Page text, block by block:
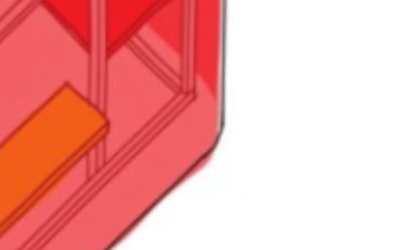
ambienti di lavoro di Das
una sala per convegni
questo modo come centro di
nella della Konzepthalle6 il
2013 Das Konzept
problematiche dello spazio
, progettato da Roberto de
pensato per abitare in modo
Hotello